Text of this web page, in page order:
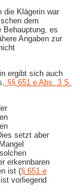
die Klägerin war
dem
Behauptung, es
Angaben zur
ergibt sich auch
§§ 651 e Abs. 3 S.
setzt aber
erkennbaren
ist (§ 651 e
vorliegend